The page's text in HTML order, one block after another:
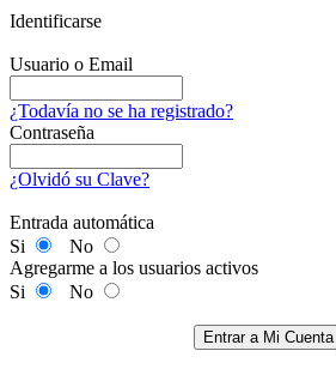
Identificarse
Usuario o Email
¿Todavía no se ha registrado?
Contraseña
¿Olvidó su Clave?
Entrada automática
Si
No
Agregarme a los usuarios activos
Si
No
Entrar a Mi Cuenta